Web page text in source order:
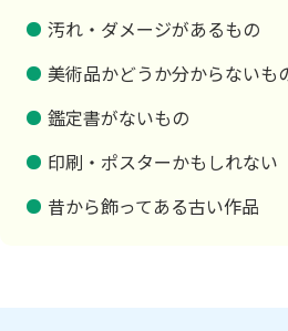
汚れ・ダメージがあるもの
美術品かどうか分からないも
鑑定書がないもの
印刷・ポスターかもしれない
昔から飾ってある古い作品